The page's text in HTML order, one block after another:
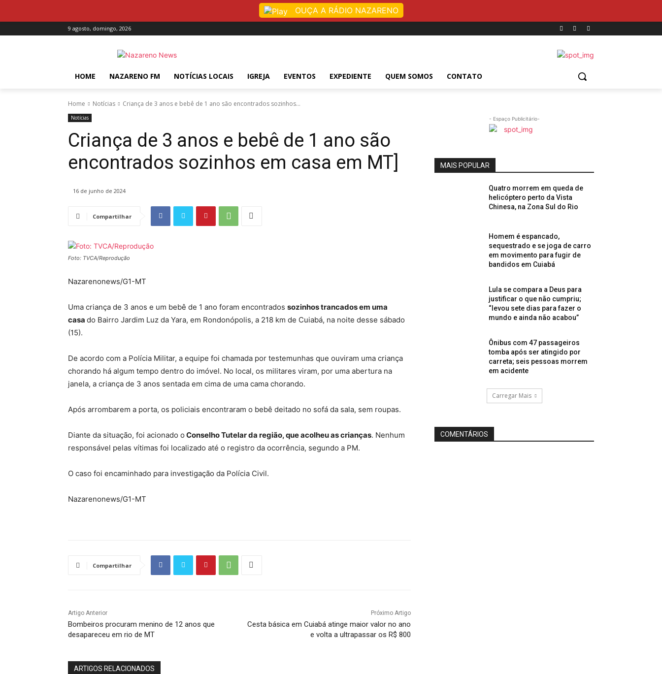
9 agosto, domingo, 2026
HOME NAZARENO FM NOTÍCIAS LOCAIS IGREJA EVENTOS EXPEDIENTE QUEM SOMOS CONTATO
Home Notícias Criança de 3 anos e bebê de 1 ano são encontrados sozinhos...
Notícias
Criança de 3 anos e bebê de 1 ano são
encontrados sozinhos em casa em MT]
16 de junho de 2024
Compartilhar
Foto: TVCA/Reprodução
Nazarenonews/G1-MT
Uma criança de 3 anos e um bebê de 1 ano foram encontrados sozinhos trancados em uma
casa do Bairro Jardim Luz da Yara, em Rondonópolis, a 218 km de Cuiabá, na noite desse sábado
(15).
De acordo com a Polícia Militar, a equipe foi chamada por testemunhas que ouviram uma criança
chorando há algum tempo dentro do imóvel. No local, os militares viram, por uma abertura na
janela, a criança de 3 anos sentada em cima de uma cama chorando.
Após arrombarem a porta, os policiais encontraram o bebê deitado no sofá da sala, sem roupas.
Diante da situação, foi acionado o Conselho Tutelar da região, que acolheu as crianças. Nenhum
responsável pelas vítimas foi localizado até o registro da ocorrência, segundo a PM.
O caso foi encaminhado para investigação da Polícia Civil.
Nazarenonews/G1-MT
Compartilhar
Artigo Anterior
Bombeiros procuram menino de 12 anos que
desapareceu em rio de MT
Próximo Artigo
Cesta básica em Cuiabá atinge maior valor no ano
e volta a ultrapassar os R$ 800
ARTIGOS RELACIONADOS
- Espaço Publicitário-
MAIS POPULAR
Quatro morrem em queda de
helicóptero perto da Vista
Chinesa, na Zona Sul do Rio
Homem é espancado,
sequestrado e se joga de carro
em movimento para fugir de
bandidos em Cuiabá
Lula se compara a Deus para
justificar o que não cumpriu;
“levou sete dias para fazer o
mundo e ainda não acabou”
Ônibus com 47 passageiros
tomba após ser atingido por
carreta; seis pessoas morrem
em acidente
Carregar Mais
COMENTÁRIOS
OUÇA A RÁDIO NAZARENO